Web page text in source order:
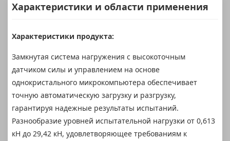
Характеристики и области применения
Характеристики продукта:
Замкнутая система нагружения с высокоточным
датчиком силы и управлением на основе
однокристального микрокомпьютера обеспечивает
точную автоматическую загрузку и разгрузку,
гарантируя надежные результаты испытаний.
Разнообразие уровней испытательной нагрузки от 0,613
кН до 29,42 кН, удовлетворяющее требованиям к